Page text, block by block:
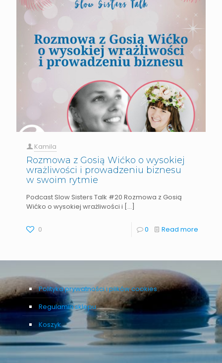
Kamila
Rozmowa z Gosią Wićko o wysokiej
wrażliwości i prowadzeniu biznesu
w swoim rytmie
Podcast Slow Sisters Talk #20 Rozmowa z Gosią
Wićko o wysokiej wrażliwości i […]
0 0 Read more
Polityka prywatności i plików cookies
Regulamin sklepu
Koszyk